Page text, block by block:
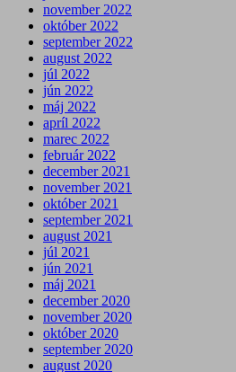
november 2022
október 2022
september 2022
august 2022
júl 2022
jún 2022
máj 2022
apríl 2022
marec 2022
február 2022
december 2021
november 2021
október 2021
september 2021
august 2021
júl 2021
jún 2021
máj 2021
december 2020
november 2020
október 2020
september 2020
august 2020